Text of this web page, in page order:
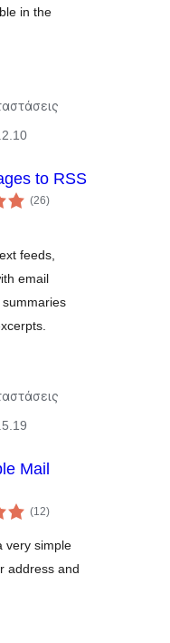
in the
to RSS
(26αξιολογήσεις
σύνολο
)
feeds,
email
Mail
(12αξιολογήσεις
σύνολο
)
very simple
address and